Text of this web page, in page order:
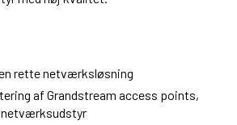
rette netværksløsning
af Grandstream access points,
netværksudstyr